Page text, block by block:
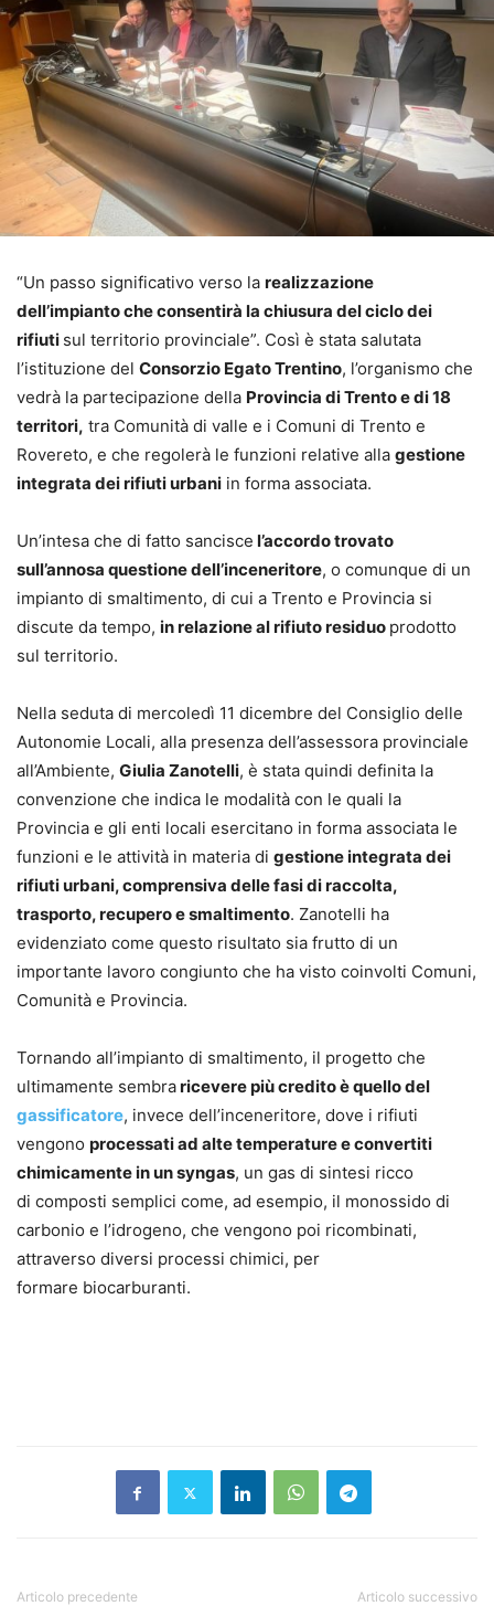
“Un passo significativo verso la realizzazione
dell’impianto che consentirà la chiusura del ciclo dei
rifiuti sul territorio provinciale”. Così è stata salutata
l’istituzione del Consorzio Egato Trentino, l’organismo che
vedrà la partecipazione della Provincia di Trento e di 18
territori, tra Comunità di valle e i Comuni di Trento e
Rovereto, e che regolerà le funzioni relative alla gestione
integrata dei rifiuti urbani in forma associata.
Un’intesa che di fatto sancisce l’accordo trovato
sull’annosa questione dell’inceneritore, o comunque di un
impianto di smaltimento, di cui a Trento e Provincia si
discute da tempo, in relazione al rifiuto residuo prodotto
sul territorio.
Nella seduta di mercoledì 11 dicembre del Consiglio delle
Autonomie Locali, alla presenza dell’assessora provinciale
all’Ambiente, Giulia Zanotelli, è stata quindi definita la
convenzione che indica le modalità con le quali la
Provincia e gli enti locali esercitano in forma associata le
funzioni e le attività in materia di gestione integrata dei
rifiuti urbani, comprensiva delle fasi di raccolta,
trasporto, recupero e smaltimento. Zanotelli ha
evidenziato come questo risultato sia frutto di un
importante lavoro congiunto che ha visto coinvolti Comuni,
Comunità e Provincia.
Tornando all’impianto di smaltimento, il progetto che
ultimamente sembraricevere più credito è quello del
gassificatore, invece dell’inceneritore, dove i rifiuti
vengono processati ad alte temperature e convertiti
chimicamente in un syngas, un gas di sintesi ricco
di composti semplici come, ad esempio, il monossido di
carbonio e l’idrogeno, che vengono poi ricombinati,
attraverso diversi processi chimici, per
formare biocarburanti.
Articolo precedente Articolo successivo